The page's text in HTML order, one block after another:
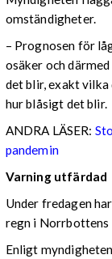
omständigheter.
– Prognosen för
osäker och
det blir, exakt vilka
hur blåsigt det blir.
ANDRA LÄSER:
pandemin
Varning utfärdad
Under fredagen
regn i Norrbottens
Enligt